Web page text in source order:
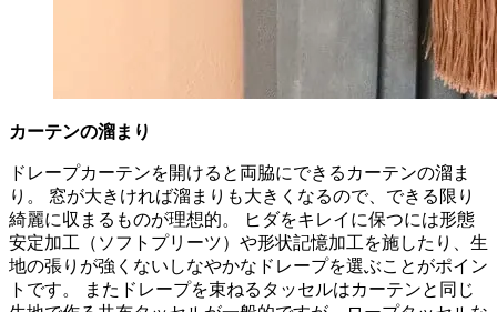
カーテンの溜まり
ドレープカーテンを開けると両脇にできるカーテンの溜ま
り。 窓が大きければ溜まりも大きくなるので、できる限り
綺麗に収まるものが理想的。 ヒダをキレイに保つには形態
安定加工（ソフトプリーツ）や形状記憶加工を施したり、生
地の張りが強くないしなやかなドレープを選ぶことがポイン
トです。 またドレープを束ねるタッセルはカーテンと同じ